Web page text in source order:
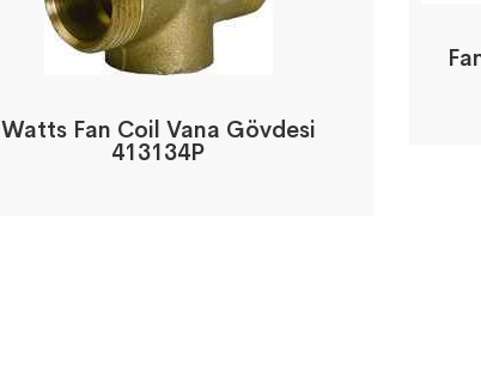
Watts Fan Coil Vana Gövdesi
413134P